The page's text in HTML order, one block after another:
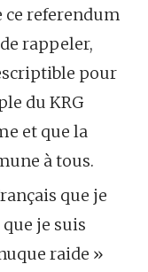
ce referendum
rappeler,
pour
du KRG
et que la
à tous.
que je
je suis
raide »